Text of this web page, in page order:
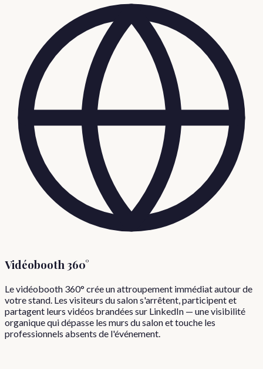
Vidéobooth 360°
Le vidéobooth 360° crée un attroupement immédiat autour de
votre stand. Les visiteurs du salon s'arrêtent, participent et
partagent leurs vidéos brandées sur LinkedIn — une visibilité
organique qui dépasse les murs du salon et touche les
professionnels absents de l'événement.